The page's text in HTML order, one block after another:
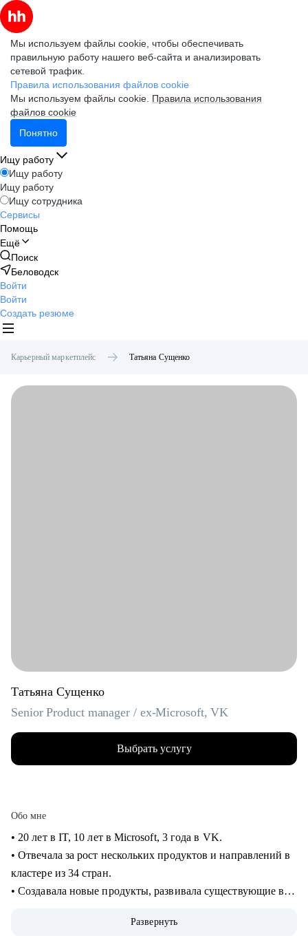
Мы используем файлы cookie, чтобы обеспечивать
правильную работу нашего веб-сайта и анализировать
сетевой трафик.
Правила использования файлов cookie
Мы используем файлы cookie. Правила использования
файлов cookie
Понятно
Ищу работу
Ищу работу
Ищу работу
Ищу сотрудника
Сервисы
Помощь
Ещё
Поиск
Беловодск
Войти
Войти
Создать резюме
Карьерный маркетплейс Татьяна Сущенко
Татьяна Сущенко
Senior Product manager / ex-Microsoft, VK
Выбрать услугу
Обо мне
• 20 лет в IT, 10 лет в Microsoft, 3 года в VK.
• Отвечала за рост нескольких продуктов и направлений в
кластере из 34 стран.
• Создавала новые продукты, развивала существующие в
• Управляла портфелем из 30 продуктов.
Развернуть